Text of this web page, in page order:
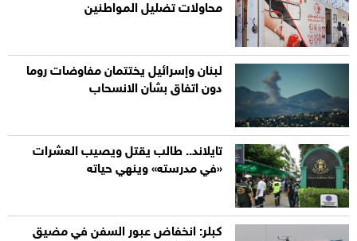
محاولات تضليل المواطنين
لبنان وإسرائيل يختتمان مفاوضات روما
دون اتفاق بشأن الانسحاب
تايلاند.. طالب يقتل ويصيب العشرات
«في مدرسته» وينهي حياته
كبلر: انخفاض عبور السفن في مضيق